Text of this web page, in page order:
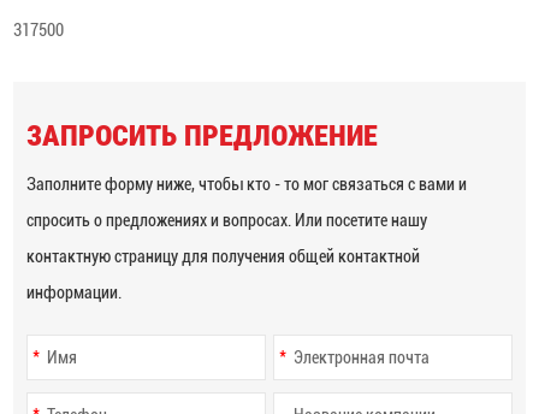
317500
ЗАПРОСИТЬ ПРЕДЛОЖЕНИЕ
Заполните форму ниже, чтобы кто - то мог связаться с вами и
спросить о предложениях и вопросах. Или посетите нашу
контактную страницу для получения общей контактной
информации.